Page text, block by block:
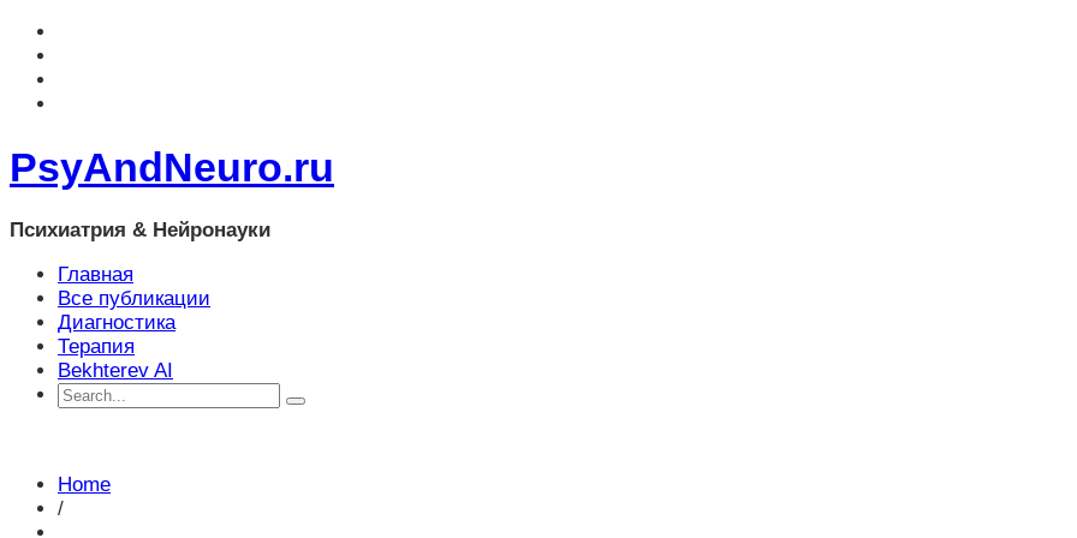
PsyAndNeuro.ru
Психиатрия & Нейронауки
Главная
Все публикации
Диагностика
Терапия
Bekhterev AI
Home
/